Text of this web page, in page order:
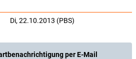
Di, 22.10.2013 (PBS)
per E-Mail